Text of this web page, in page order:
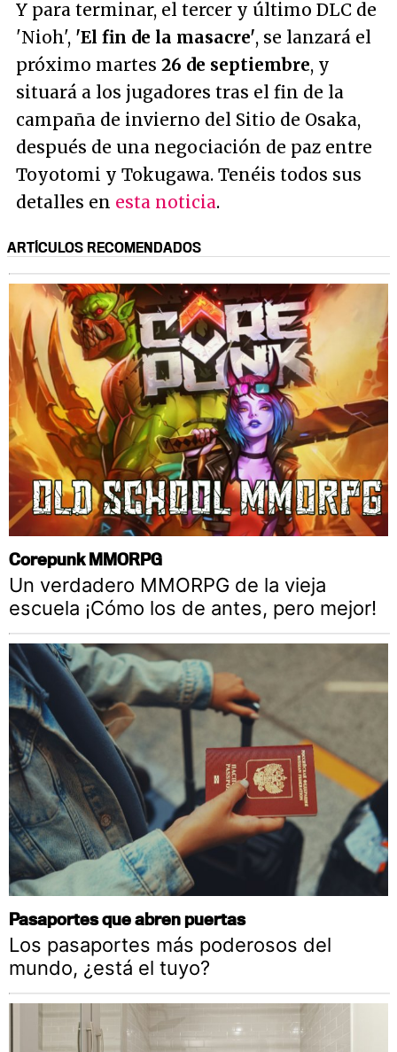
Y para terminar, el tercer y último DLC de
'Nioh', 'El fin de la masacre', se lanzará el
próximo martes 26 de septiembre, y
situará a los jugadores tras el fin de la
campaña de invierno del Sitio de Osaka,
después de una negociación de paz entre
Toyotomi y Tokugawa. Tenéis todos sus
detalles en esta noticia.
ARTÍCULOS RECOMENDADOS
Corepunk MMORPG
Un verdadero MMORPG de la vieja
escuela ¡Cómo los de antes, pero mejor!
Pasaportes que abren puertas
Los pasaportes más poderosos del
mundo, ¿está el tuyo?